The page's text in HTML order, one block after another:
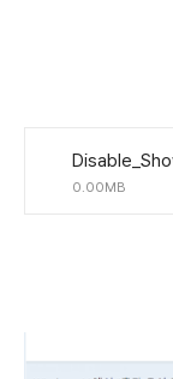
0.00MB